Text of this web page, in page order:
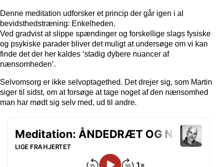
Denne meditation udforsker et princip der går igen i al
bevidsthedstræning: Enkelheden.
Ved gradvist at slippe spændinger og forskellige slags fysiske
og psykiske parader bliver det muligt at undersøge om vi kan
finde det der her kaldes ‘stadig dybere nuancer af
nænsomheden’.
Selvomsorg er ikke selvoptagethed. Det drejer sig, som Martin
siger til sidst, om at forsøge at tage noget af den nænsomhed
man har mødt sig selv med, ud til andre.